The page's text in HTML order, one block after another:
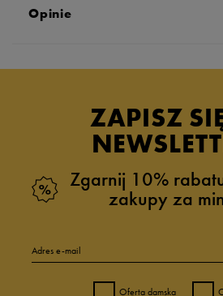
Opinie
ZAPISZ
Zgarnij 10%
zakupy za
Adres e-mail
Oferta damska